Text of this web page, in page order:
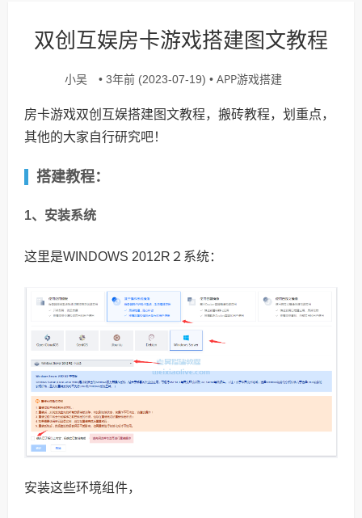
双创互娱房卡游戏搭建图文教程
小吴 • 3年前 (2023-07-19) • APP游戏搭建
房卡游戏双创互娱搭建图文教程，搬砖教程，划重点，
其他的大家自行研究吧！
搭建教程：
1、安装系统
这里是WINDOWS 2012R２系统：
安装这些环境组件，